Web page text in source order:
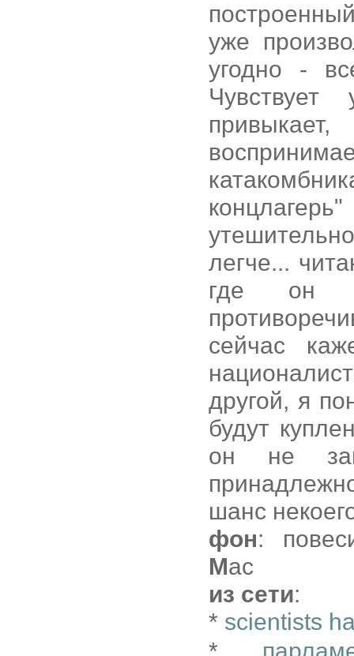
уже
угодно -
легче...
где он
сейчас
другой, я
будут
он не
шанс
фон:
Mac
из сети:
* scientists